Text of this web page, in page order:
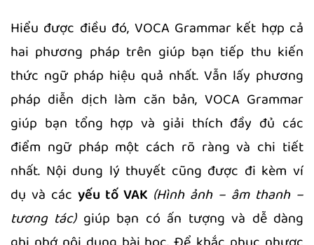
Hiểu được điều đó, VOCA Grammar kết hợp cả
hai phương pháp trên giúp bạn tiếp thu kiến
thức ngữ pháp hiệu quả nhất. Vẫn lấy phương
pháp diễn dịch làm căn bản, VOCA Grammar
giúp bạn tổng hợp và giải thích đầy đủ các
điểm ngữ pháp một cách rõ ràng và chi tiết
nhất. Nội dung lý thuyết cũng được đi kèm ví
dụ và các yếu tố VAK (Hình ảnh – âm thanh –
tương tác) giúp bạn có ấn tượng và dễ dàng